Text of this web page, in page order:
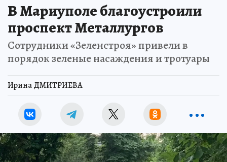
В Мариуполе благоустроили
проспект Металлургов
Сотрудники «Зеленстроя» привели в
порядок зеленые насаждения и тротуары
Ирина ДМИТРИЕВА